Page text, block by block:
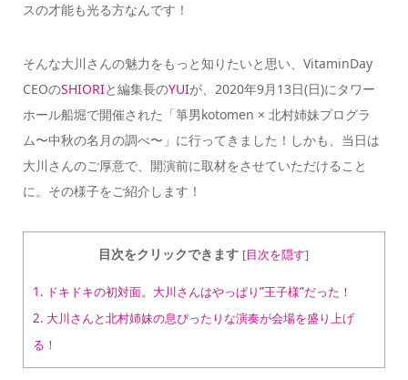
スの才能も光る方なんです！
そんな大川さんの魅力をもっと知りたいと思い、VitaminDay
CEOのSHIORIと編集長のYUIが、2020年9月13日(日)にタワー
ホール船堀で開催された「箏男kotomen × 北村姉妹プログラ
ム〜中秋の名月の調べ〜」に行ってきました！しかも、当日は
大川さんのご厚意で、開演前に取材をさせていただけること
に。その様子をご紹介します！
目次をクリックできます [目次を隠す]
1. ドキドキの初対面。大川さんはやっぱり”王子様”だった！
2. 大川さんと北村姉妹の息ぴったりな演奏が会場を盛り上げ
る！